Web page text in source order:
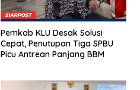
Pemkab KLU Desak Solusi
Cepat, Penutupan Tiga SPBU
Picu Antrean Panjang BBM